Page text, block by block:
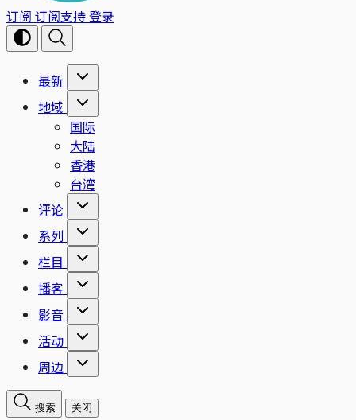
订阅 订阅支持登录
最新
地域
国际
大陆
香港
台湾
评论
系列
栏目
播客
影音
活动
周边
搜索 关闭